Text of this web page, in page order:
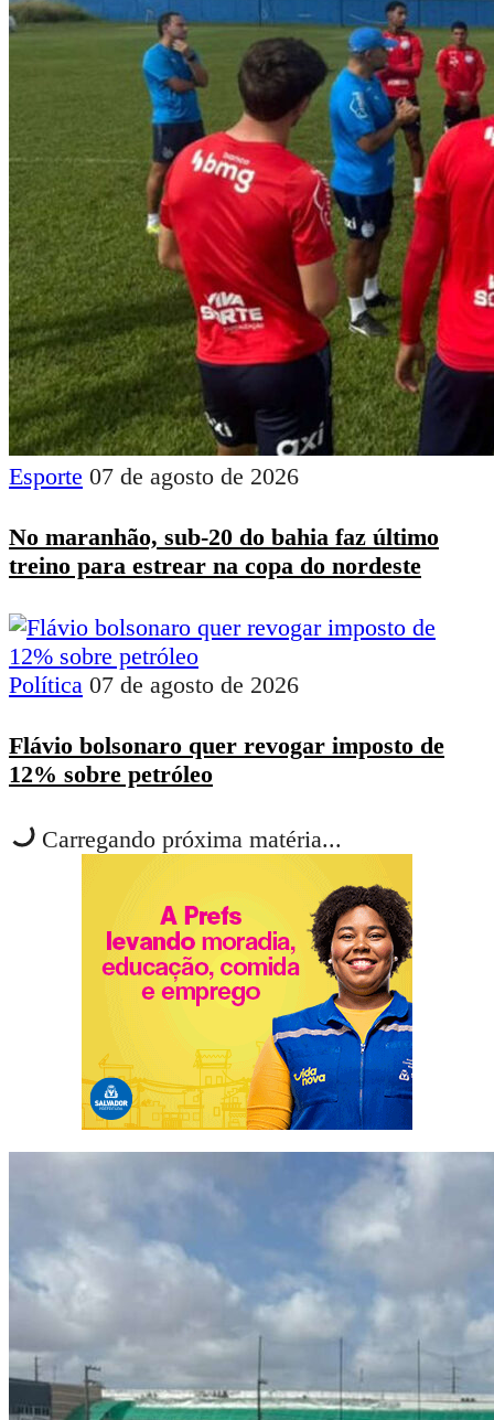
Esporte 07 de agosto de 2026
No maranhão, sub-20 do bahia faz último
treino para estrear na copa do nordeste
Política 07 de agosto de 2026
Flávio bolsonaro quer revogar imposto de
12% sobre petróleo
Carregando próxima matéria...